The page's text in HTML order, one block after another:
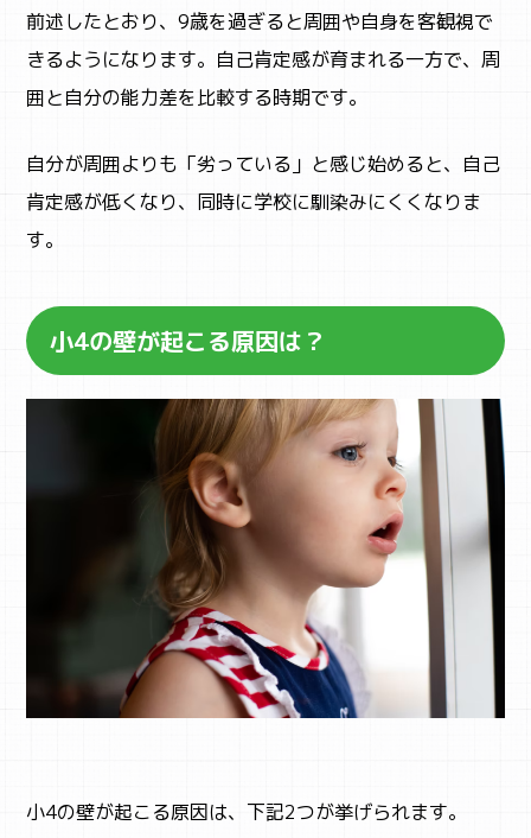
前述したとおり、9歳を過ぎると周囲や自身を客観視で
きるようになります。自己肯定感が育まれる一方で、周
囲と自分の能力差を比較する時期です。
自分が周囲よりも「劣っている」と感じ始めると、自己
肯定感が低くなり、同時に学校に馴染みにくくなりま
す。
小4の壁が起こる原因は？
小4の壁が起こる原因は、下記2つが挙げられます。